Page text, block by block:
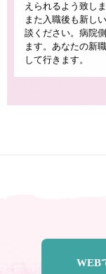
えられるよう致しま
また入職後も新し
談ください。病院
ます。あなたの新
して行きます。
WEB